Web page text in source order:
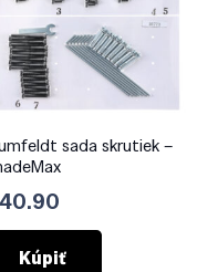
sada skrutiek –
40.90
Kúpiť